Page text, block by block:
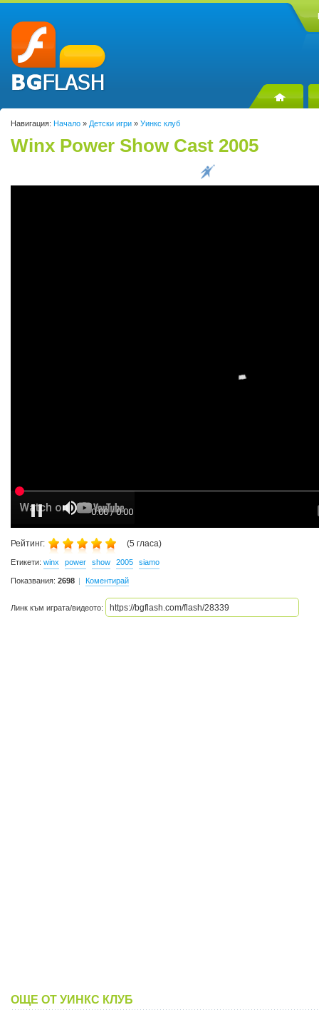
Навигация: Начало » Детски игри » Уинкс клуб
Winx Power Show Cast 2005
Рейтинг: (5 гласа)
Етикети: winx power show 2005 siamo
Показвания: 2698 Коментирай
Линк към играта/видеото:
ОЩЕ ОТ УИНКС КЛУБ